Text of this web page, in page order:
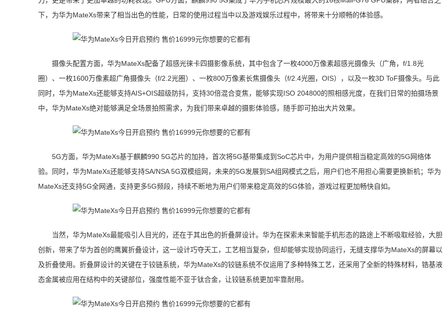
下，为华为MateXs带来了相当出色的性能，日常的使用过程当中以及游戏娱乐过程中，将带来十分顺畅的体验感。
摄像头配置方面，华为MateXs配备了超感光徕卡四摄影像系统，其中包含了一枚4000万像素超感光摄像头（广角，f/1.8光
圈）、一枚1600万像素超广角摄像头（f/2.2光圈）、一枚800万像素长焦摄像头（f/2.4光圈，OIS），以及一枚3D ToF摄像头。与此
同时，华为MateXs还能够支持AIS+OIS超级防抖，支持30倍混合变焦，能够实现ISO 204800的照相感光度，在我们日常的拍摄场景
中，华为MateXs绝对能够满足全场景拍照需求，为我们带来卓越的摄影体验感，随手即可拍出大片效果。
5G方面，华为MateXs基于麒麟990 5G芯片的加持，首次将5G基带集成到SoC芯片中，为用户提供相当稳定高效的5G网络体
验。同时，华为MateXs还能够支持SA/NSA 5G双模组网，未来的5G发展到SA组网模式之后，用户们也不用担心需要更换新机；华为
MateXs还支持5G全网通，支持更多5G频段，持续不断地为用户们带来稳定高效的5G体验，游戏过程更加畅快自如。
当然，华为MateXs最能吸引人目光的，还在于其出色的折叠屏设计。华为在探索未来智能手机形态的路途上不断吸取经验，大胆
创新，带来了华为首创的鹰翼折叠设计，这一设计巧夺天工，工艺相当复杂，但却能够实现协同运行，无缝支撑华为MateXs的屏幕以
及折叠使用。折叠屏设计的关键在于铰链系统，华为MateXs的铰链系统不仅运用了多种特殊工艺，还采用了全新的特殊材料，锆基液
态金属被应用在结构中的关键部位，强度性能不亚于钛合金，让铰链系统更加牢靠耐用。